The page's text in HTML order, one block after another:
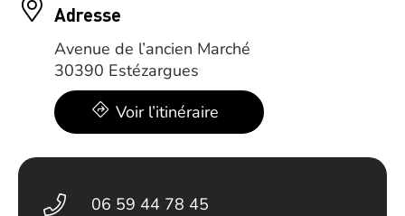
Adresse
Avenue de l’ancien Marché
30390 Estézargues
Voir l’itinéraire
06 59 44 78 45